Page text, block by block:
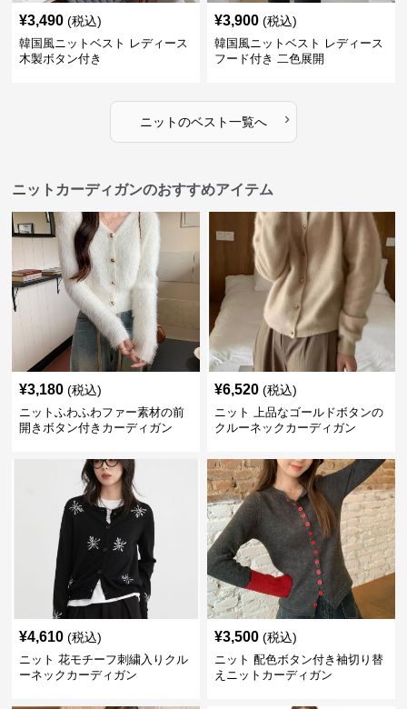
¥3,490 (税込)
韓国風ニットベスト レディース
木製ボタン付き
¥3,900 (税込)
韓国風ニットベスト レディース
フード付き 二色展開
ニットのベスト一覧へ ›
ニットカーディガンのおすすめアイテム
¥3,180 (税込)
ニットふわふわファー素材の前
開きボタン付きカーディガン
¥6,520 (税込)
ニット 上品なゴールドボタンの
クルーネックカーディガン
¥4,610 (税込)
ニット 花モチーフ刺繍入りクル
ーネックカーディガン
¥3,500 (税込)
ニット 配色ボタン付き袖切り替
えニットカーディガン